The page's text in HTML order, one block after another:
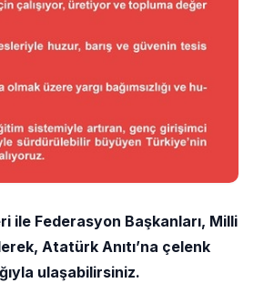
ile Federasyon Başkanları, Milli
Atatürk Anıtı’na çelenk
ulaşabilirsiniz.